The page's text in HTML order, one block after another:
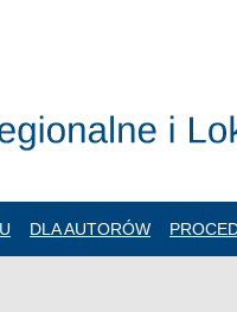
DLA AUTORÓW